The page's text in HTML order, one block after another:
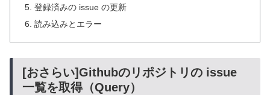
登録済みの issue の更新
読み込みとエラー
[おさらい]Githubのリポジトリの issue
一覧を取得（Query）